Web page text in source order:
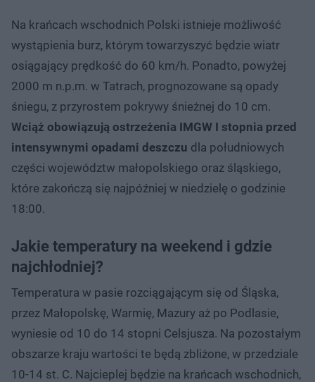
Na krańcach wschodnich Polski istnieje możliwość
wystąpienia burz, którym towarzyszyć będzie wiatr
osiągający prędkość do 60 km/h. Ponadto, powyżej
2000 m n.p.m. w Tatrach, prognozowane są opady
śniegu, z przyrostem pokrywy śnieżnej do 10 cm.
Wciąż obowiązują ostrzeżenia IMGW I stopnia przed
intensywnymi opadami deszczu dla południowych
części województw małopolskiego oraz śląskiego,
które zakończą się najpóźniej w niedzielę o godzinie
18:00.
Jakie temperatury na weekend i gdzie
najchłodniej?
Temperatura w pasie rozciągającym się od Śląska,
przez Małopolskę, Warmię, Mazury aż po Podlasie,
wyniesie od 10 do 14 stopni Celsjusza. Na pozostałym
obszarze kraju wartości te będą zbliżone, w przedziale
10-14 st. C. Najcieplej będzie na krańcach wschodnich,